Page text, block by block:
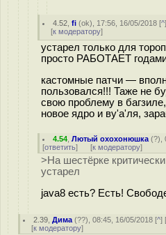
4.52 ,fi (ok), 17:56, 16/05/2018 [^
[к модератору]
устарел только для
просто РАБОТАЕТ
кастомные патчи —
пользовался!!! Таже не
свою проблему в
новое ядро и ву'а'ля,
4.54 ,Лютый охохонюшка (?),
[ответить] [к модератору]
>На шестёрке
устарел
java8 есть? Есть!
2.39 ,Дима (??), 08:45, 16/05/2018 [^]
[к модератору]